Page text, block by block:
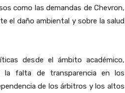
como las demandas de Chevron,
el daño ambiental y sobre la salud
desde el ámbito académico,
la falta de transparencia en los
de los árbitros y los altos